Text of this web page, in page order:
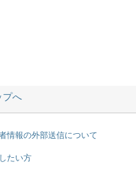
プへ
情報の外部送信について
たい方